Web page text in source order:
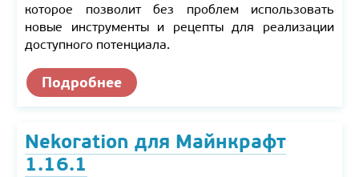
которое позволит без проблем использовать
новые инструменты и рецепты для реализации
доступного потенциала.
Подробнее
Nekoration для Майнкрафт
1.16.1